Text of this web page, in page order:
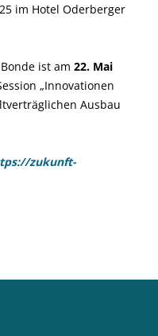
im Hotel Oderberger
ist am 22. Mai
„Innovationen
Ausbau
zukunft-